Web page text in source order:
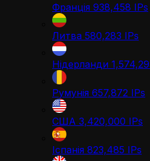
Франція 938,458 IPs
Литва 580,283 IPs
Нідерланди
Румунія 657,872 IPs
США 3,420,000 IPs
Іспанія 823,485 IPs